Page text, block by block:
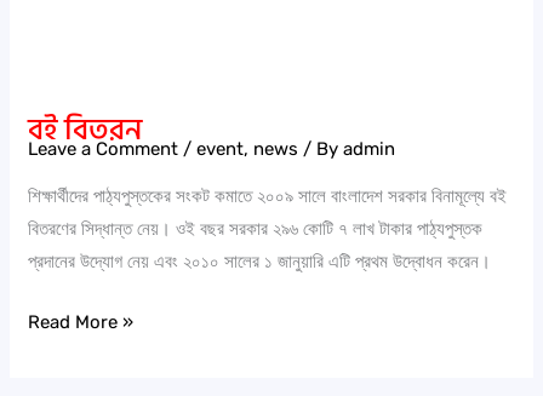
বই বিতরন
Leave a Comment /event, news / Byadmin
শিক্ষার্থীদের পাঠ্যপুস্তকের সংকট কমাতে ২০০৯ সালে বাংলাদেশ সরকার বিনামূল্যে বই
বিতরণের সিদ্ধান্ত নেয়। ওই বছর সরকার ২৯৬ কোটি ৭ লাখ টাকার পাঠ্যপুস্তক
প্রদানের উদ্যোগ নেয় এবং ২০১০ সালের ১ জানুয়ারি এটি প্রথম উদ্বোধন করেন।
Read More »